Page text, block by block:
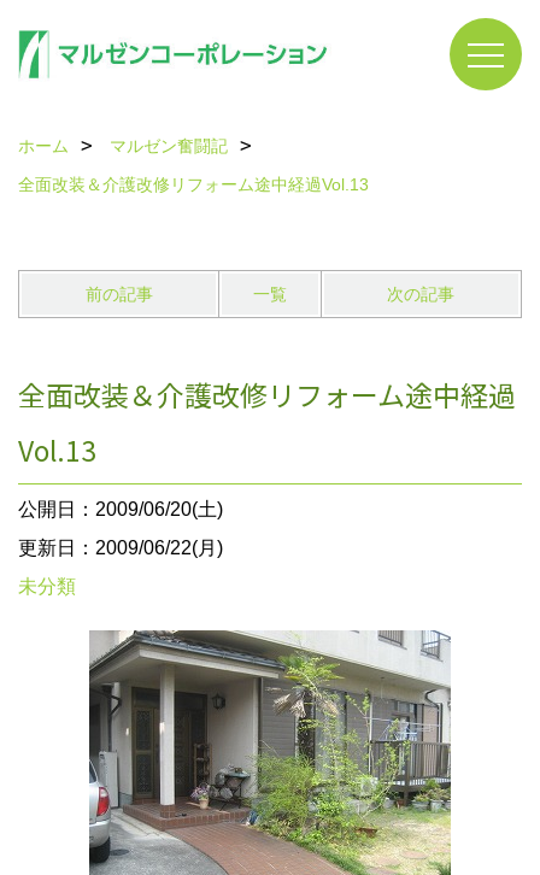
ホーム
マルゼン奮闘記
全面改装＆介護改修リフォーム途中経過Vol.13
前の記事 一覧 次の記事
全面改装＆介護改修リフォーム途中経過
Vol.13
公開日：2009/06/20(土)
更新日：2009/06/22(月)
未分類